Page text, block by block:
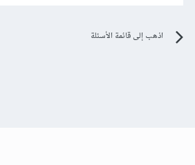
اذهب إلى قائمة الأسئلة